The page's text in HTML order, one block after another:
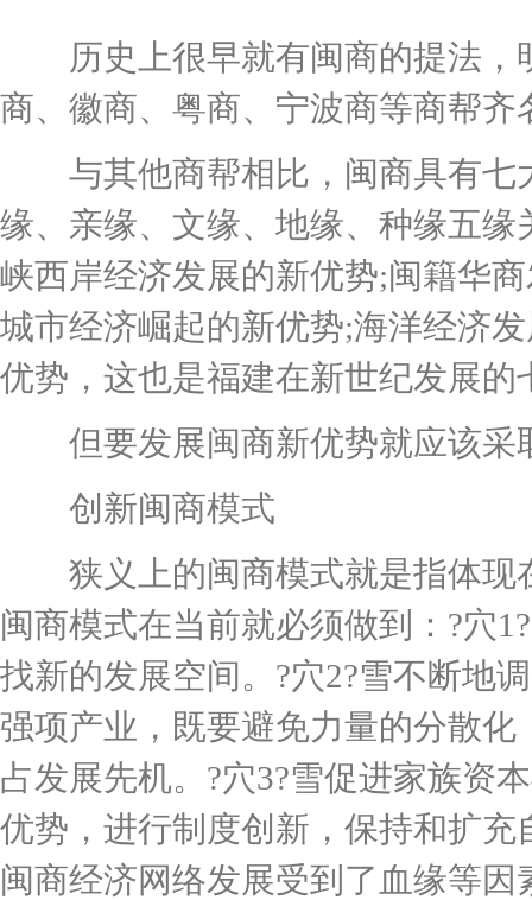
历史上很早就有闽商的提法，
商、徽商、粤商、宁波商等商帮齐
与其他商帮相比，闽商具有七
缘、亲缘、文缘、地缘、种缘五
峡西岸经济发展的新优势;闽籍华
城市经济崛起的新优势;海洋经济
优势，这也是福建在新世纪发展的
但要发展闽商新优势就应该采
创新闽商模式
狭义上的闽商模式就是指体现
闽商模式在当前就必须做到：?穴
找新的发展空间。?穴2?雪不断地
强项产业，既要避免力量的分散
占发展先机。?穴3?雪促进家族资
优势，进行制度创新，保持和扩
闽商经济网络发展受到了血缘等